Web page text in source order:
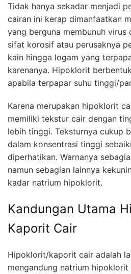
Tidak hanya sekadar menjadi
cairan ini kerap dimanfaatkan
yang berguna membunuh virus
sifat korosif atau perusaknya
kain hingga logam yang
karenanya. Hipoklorit
apabila terpapar suhu tinggi/
Karena merupakan hipoklorit
memiliki tekstur cair dengan
lebih tinggi. Teksturnya cukup
dalam konsentrasi tinggi
diperhatikan. Warnanya
namun sebagian lainnya
kadar natrium hipoklorit.
Kandungan Utama
Kaporit Cair
Hipoklorit/kaporit cair adalah
mengandung natrium hipoklorit